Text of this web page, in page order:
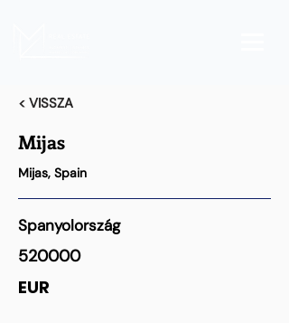
< VISSZA
Mijas
Mijas, Spain
Spanyolország
520000
EUR